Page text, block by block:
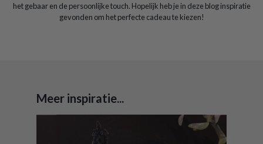
het gebaar en de persoonlijke touch. Hopelijk heb je in deze blog inspiratie
gevonden om het perfecte cadeau te kiezen!
Meer inspiratie...